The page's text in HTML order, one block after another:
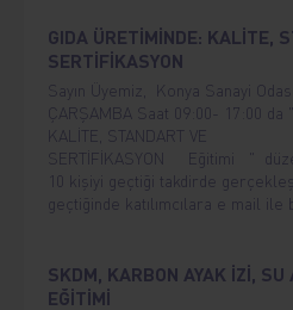
GIDA ÜRETİMİNDE: KALİTE,
SERTİFİKASYON
Sayın Üyemiz, Konya Sanayi
ÇARŞAMBA Saat 09:00- 17:00
KALİTE, STANDART VE
SERTİFİKASYON Eğitimi "
10 kişiyi geçtiği takdirde
geçtiğinde katılımcılara e mail
SKDM, KARBON AYAK İZİ,
EĞİTİMİ